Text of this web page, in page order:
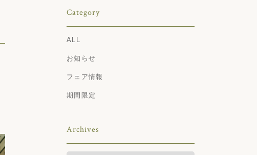
Category
ALL
お知らせ
フェア情報
期間限定
Archives